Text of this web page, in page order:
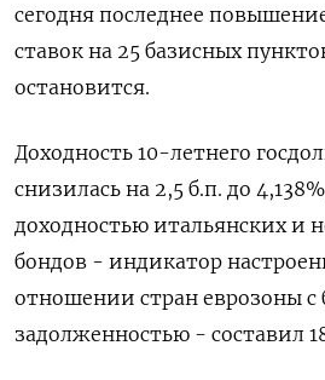
сегодня последнее
ставок на 25 базисных
остановится.
Доходность 10-летнего
снизилась на 2,5 б.п. до
доходностью итальянских и
бондов - индикатор
отношении стран еврозоны с
задолженностью - составил